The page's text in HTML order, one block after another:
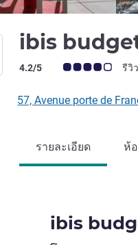
ibis
คะแนนความคิดเห็นจากแขก
4.2/5 รีวิ
57, Avenue porte de
รายละเอียด ห้
ibis